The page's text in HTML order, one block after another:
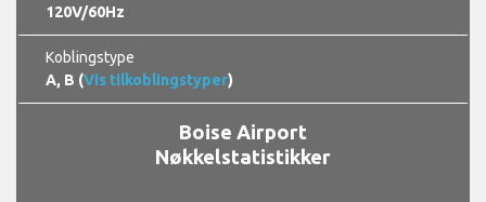
120V/60Hz
Koblingstype
A, B (Vis tilkoblingstyper)
Boise Airport
Nøkkelstatistikker